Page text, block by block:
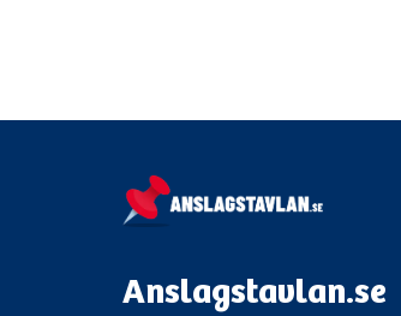
Anslagstavlan.se